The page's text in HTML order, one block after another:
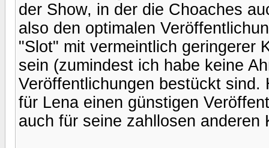
der Show, in der die Choaches
also den optimalen
"Slot" mit vermeintlich geringerer
sein (zumindest ich habe keine
Veröffentlichungen bestückt
für Lena einen günstigen
auch für seine zahllosen anderen